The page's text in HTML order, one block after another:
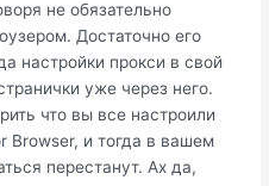
не обязательно
Достаточно его
настройки прокси в свой
уже через него.
что вы все настроили
Browser, и тогда в вашем
перестанут. Ах да,